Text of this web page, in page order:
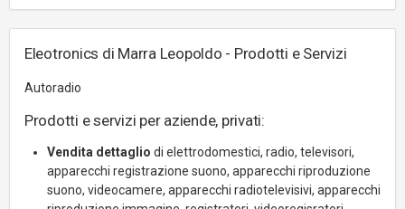
Eleotronics di Marra Leopoldo - Prodotti e Servizi
Autoradio
Prodotti e servizi per aziende, privati:
Vendita dettaglio di elettrodomestici, radio, televisori,
apparecchi registrazione suono, apparecchi riproduzione
suono, videocamere, apparecchi radiotelevisivi, apparecchi